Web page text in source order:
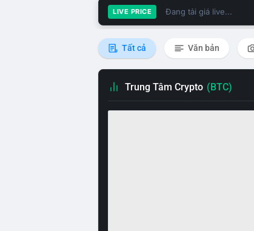
LIVE PRICE Đang tải giá live...
Tất cả Văn bản
Trung Tâm Crypto (BTC)